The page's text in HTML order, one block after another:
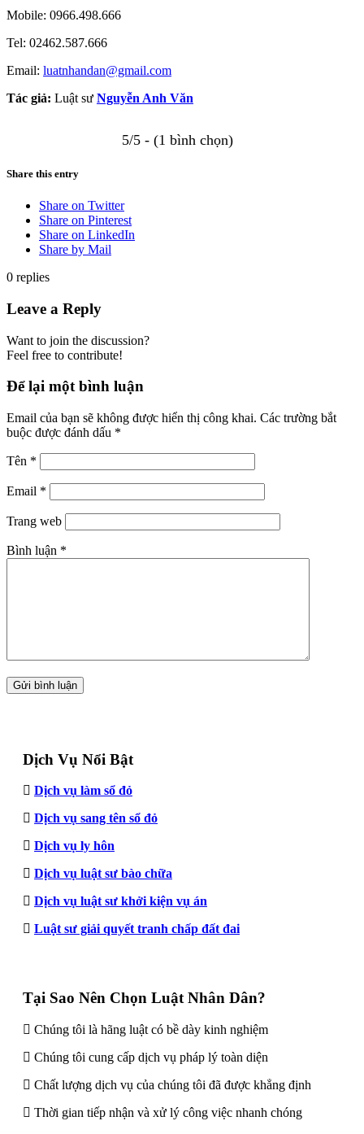
Mobile: 0966.498.666
Tel: 02462.587.666
Email: luatnhandan@gmail.com
Tác giả: Luật sư Nguyễn Anh Văn
5/5 - (1 bình chọn)
Share this entry
Share on Twitter
Share on Pinterest
Share on LinkedIn
Share by Mail
0 replies
Leave a Reply
Want to join the discussion?
Feel free to contribute!
Để lại một bình luận
Email của bạn sẽ không được hiển thị công khai. Các trường bắt
buộc được đánh dấu *
Tên *
Email *
Trang web
Bình luận *
Dịch Vụ Nổi Bật
Dịch vụ làm sổ đỏ
Dịch vụ sang tên sổ đỏ
Dịch vụ ly hôn
Dịch vụ luật sư bào chữa
Dịch vụ luật sư khởi kiện vụ án
Luật sư giải quyết tranh chấp đất đai
Tại Sao Nên Chọn Luật Nhân Dân?
Chúng tôi là hãng luật có bề dày kinh nghiệm
Chúng tôi cung cấp dịch vụ pháp lý toàn diện
Chất lượng dịch vụ của chúng tôi đã được khẳng định
Thời gian tiếp nhận và xử lý công việc nhanh chóng